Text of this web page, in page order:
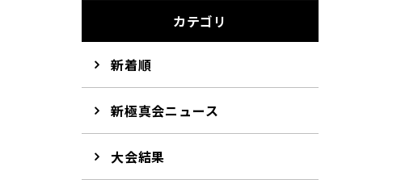
カテゴリ
新着順
新極真会ニュース
大会結果